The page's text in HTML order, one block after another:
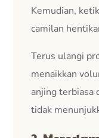
Kemudian,
camilan
Terus ulangi
menaikkan
anjing terbiasa
tidak